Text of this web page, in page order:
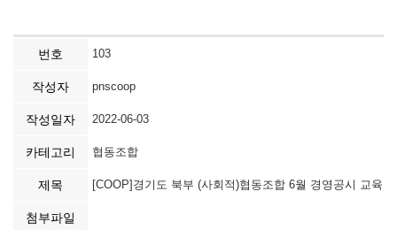
번호 103
작성자 pnscoop
작성일자 2022-06-03
카테고리 협동조합
제목 [COOP]경기도 북부 (사회적)협동조합 6월 경영공시 교육
첨부파일